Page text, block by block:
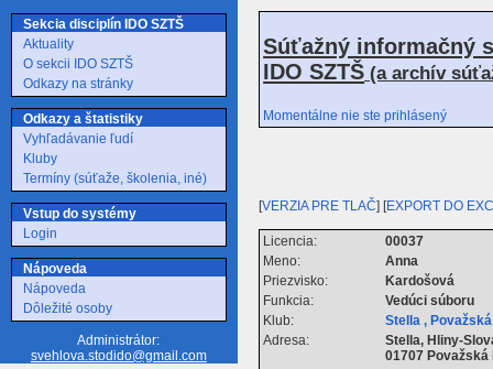
Sekcia disciplín IDO SZTŠ
Aktuality
O sekcii IDO SZTŠ
Odkazy na stránky
Odkazy a štatistiky
Vyhľadávanie ľudí
Kluby
Termíny (súťaže, školenia, iné)
Vstup do systémy
Login
Nápoveda
Nápoveda
Dôležité osoby
Administrátor:
svehlova.stodido@gmail.com
Súťažný informačný
IDO SZTŠ (a archív
Momentálne nie ste prihlásený
[VERZIA PRE TLAČ] [EXPORT DO
Licencia:
00037
Meno:
Anna
Priezvisko:
Kardošová
Funkcia:
Vedúci súboru
Klub:
Stella ,
Adresa:
Stella, Hliny-
01707